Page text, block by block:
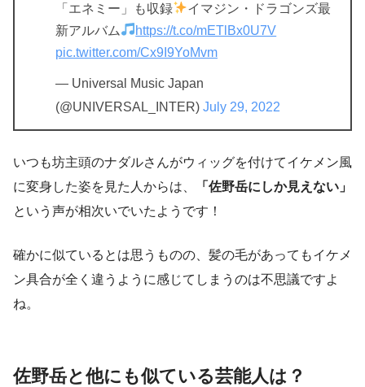
「エネミー」も収録
イマジン・ドラゴンズ最
新アルバム
https://t.co/mETlBx0U7V
pic.twitter.com/Cx9I9YoMvm
— Universal Music Japan
(@UNIVERSAL_INTER) July 29, 2022
いつも坊主頭のナダルさんがウィッグを付けてイケメン風
に変身した姿を見た人からは、
「佐野岳にしか見えない」
という声が相次いでいたようです！
確かに似ているとは思うものの、髪の毛があってもイケメ
ン具合が全く違うように感じてしまうのは不思議ですよ
ね。
佐野岳と他にも似ている芸能人は？